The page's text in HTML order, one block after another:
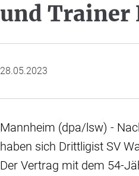
und Trainer
28.05.2023
Mannheim (dpa/lsw) -
haben sich Drittligist SV
Der Vertrag mit dem 54-